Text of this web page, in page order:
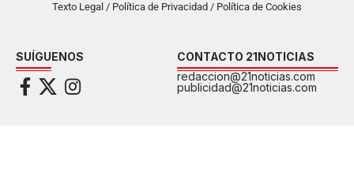
Texto Legal / Política de Privacidad / Política de Cookies
SUÍGUENOS
CONTACTO 21NOTICIAS
redaccion@21noticias.com
publicidad@21noticias.com